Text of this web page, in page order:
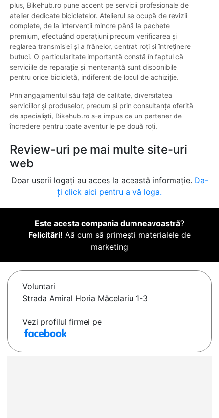
plus, Bikehub.ro pune accent pe servicii profesionale de
atelier dedicate bicicletelor. Atelierul se ocupă de revizii
complete, de la intervenții minore până la pachete
premium, efectuând operațiuni precum verificarea și
reglarea transmisiei și a frânelor, centrat roți și întreținere
butuci. O particularitate importantă constă în faptul că
serviciile de reparație și mentenanță sunt disponibile
pentru orice bicicletă, indiferent de locul de achiziție.
Prin angajamentul său față de calitate, diversitatea
serviciilor și produselor, precum și prin consultanța oferită
de specialiști, Bikehub.ro s-a impus ca un partener de
încredere pentru toate aventurile pe două roți.
Review-uri pe mai multe site-uri
web
Doar userii logați au acces la această informație. Da-
ți click aici pentru a vă loga.
Este acesta compania dumneavoastră?
Felicitări! Aă cum să primești materialele de
marketing
Voluntari
Strada Amiral Horia Măcelariu 1-3
Vezi profilul firmei pe